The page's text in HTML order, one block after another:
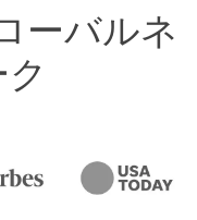
ーバルネ